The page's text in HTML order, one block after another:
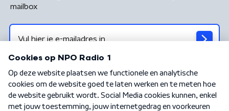
mailbox
Algemene voorwaarden